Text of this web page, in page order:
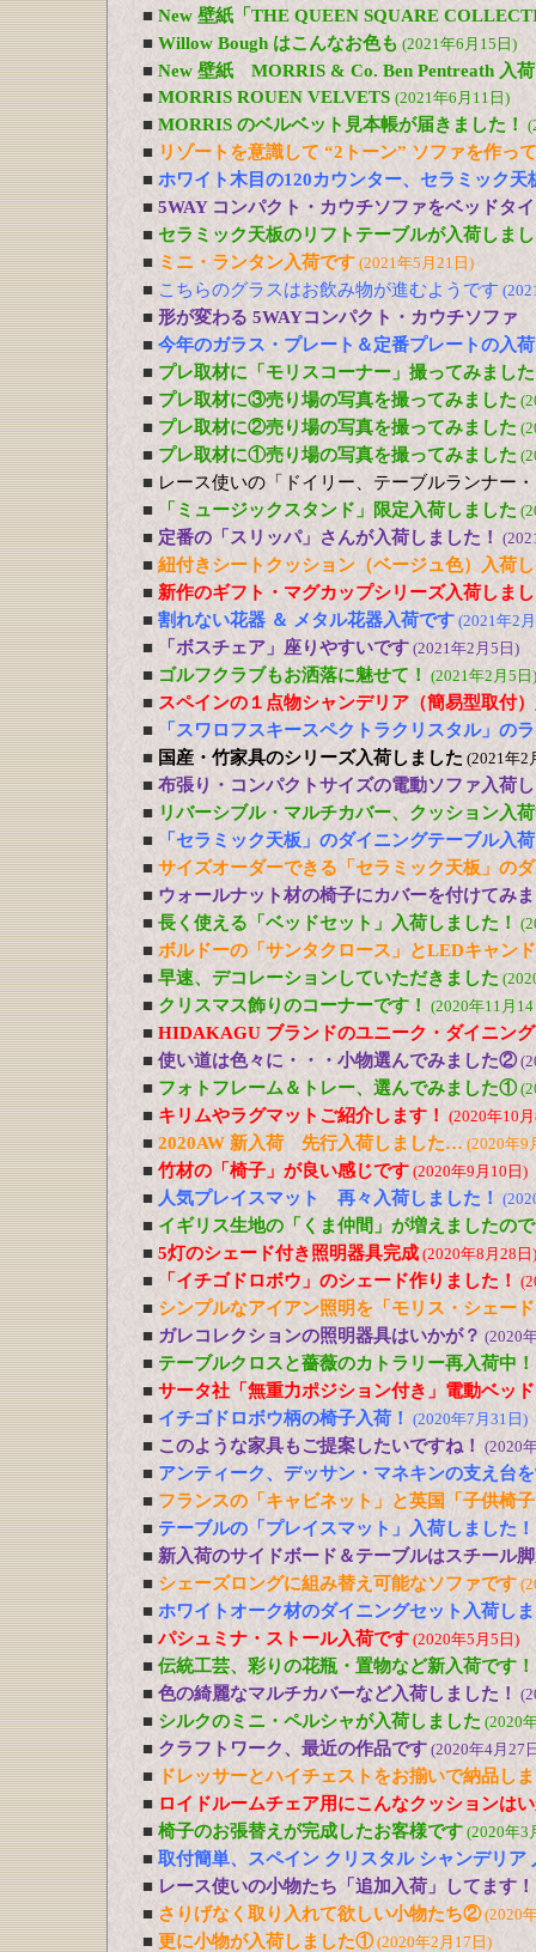
■ New 壁紙「THE QUEEN SQUARE
■ Willow Bough はこんなお色も (2021年6月15日)
■ New 壁紙 MORRIS & Co. Ben Pentreath 入
■ MORRIS ROUEN VELVETS (2021年6月11日)
■ MORRIS のベルベット見本帳が届きました！
■ リゾートを意識して “2トーン” ソファを作っ
■ ホワイト木目の120カウンター、セラミック天
■ 5WAY コンパクト・カウチソファをベッドタ
■ セラミック天板のリフトテーブルが入荷しま
■ ミニ・ランタン入荷です (2021年5月21日)
■ こちらのグラスはお飲み物が進むようです
■ 形が変わる 5WAYコンパクト・カウチソファ
■ 今年のガラス・プレート＆定番プレートの入
■ プレ取材に「モリスコーナー」撮ってみました
■ プレ取材に③売り場の写真を撮ってみました
■ プレ取材に②売り場の写真を撮ってみました
■ プレ取材に①売り場の写真を撮ってみました
■ レース使いの「ドイリー、テーブルランナー
■
「ミュージックスタンド」限定入荷しました
■ 定番の「スリッパ」さんが入荷しました！
■ 紐付きシートクッション（ベージュ色）入荷
■ 新作のギフト・マグカップシリーズ入荷しま
■ 割れない花器 ＆ メタル花器入荷です (2021年2
■ 「ボスチェア」座りやすいです (2021年2月5日)
■ ゴルフクラブもお洒落に魅せて！ (2021年2月5日)
■ スペインの１点物シャンデリア（簡易型取付
■
「スワロフスキースペクトラクリスタル」の
■ 国産・竹家具のシリーズ入荷しました (2021年2
■ 布張り・コンパクトサイズの電動ソファ入荷
■ リバーシブル・マルチカバー、クッション入
■
「セラミック天板」のダイニングテーブル入
■ サイズオーダーできる「セラミック天板」の
■ ウォールナット材の椅子にカバーを付けてみ
■ 長く使える「ベッドセット」入荷しました！
■ ボルドーの「サンタクロース」とLEDキャン
■ 早速、デコレーションしていただきました
■ クリスマス飾りのコーナーです！ (2020年11月
■ HIDAKAGU ブランドのユニーク・ダイニン
■ 使い道は色々に・・・小物選んでみました②
■ フォトフレーム＆トレー、選んでみました①
■ キリムやラグマットご紹介します！ (2020年10
■ 2020AW 新入荷 先行入荷しました… (2020年9
■ 竹材の「椅子」が良い感じです (2020年9月10日)
■ 人気プレイスマット 再々入荷しました！
■ イギリス生地の「くま仲間」が増えましたの
■ 5灯のシェード付き照明器具完成 (2020年8月28日)
■ 「イチゴドロボウ」のシェード作りました！
■ シンプルなアイアン照明を「モリス・シェー
■ ガレコレクションの照明器具はいかが？ (2020
■ テーブルクロスと薔薇のカトラリー再入荷中！
■ サータ社「無重力ポジション付き」電動ベッ
■ イチゴドロボウ柄の椅子入荷！ (2020年7月31日)
■ このような家具もご提案したいですね！ (2020
■ アンティーク、デッサン・マネキンの支え台
■ フランスの「キャビネット」と英国「子供椅
■ テーブルの「プレイスマット」入荷しました！
■ 新入荷のサイドボード＆テーブルはスチール
■ シェーズロングに組み替え可能なソファです
■ ホワイトオーク材のダイニングセット入荷し
■ パシュミナ・ストール入荷です (2020年5月5日)
■ 伝統工芸、彩りの花瓶・置物など新入荷です！
■ 色の綺麗なマルチカバーなど入荷しました！
■ シルクのミニ・ペルシャが入荷しました (2020
■ クラフトワーク、最近の作品です (2020年4月27
■
ドレッサーとハイチェストをお揃いで納品し
■ ロイドルームチェア用にこんなクッションは
■ 椅子のお張替えが完成したお客様です (2020年3
■ 取付簡単、スペイン クリスタル シャンデリア
■ レース使いの小物たち「追加入荷」してます！
■ さりげなく取り入れて欲しい小物たち②(2020
■ 更に小物が入荷しました①(2020年2月17日)